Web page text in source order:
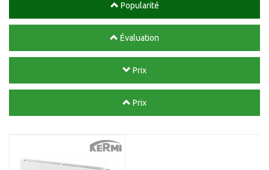
Popularité
Évaluation
Prix
Prix